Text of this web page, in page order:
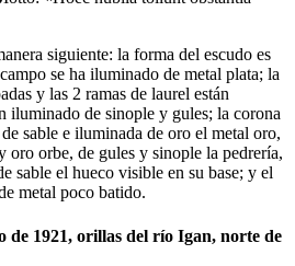
siguiente: la forma del escudo es
se ha iluminado de metal plata; la
y las 2 ramas de laurel están
iluminado de sinople y gules; la corona
sable e iluminada de oro el metal oro,
oro orbe, de gules y sinople la pedrería,
sable el hueco visible en su base; y el
metal poco batido.
de 1921, orillas del río Igan, norte de